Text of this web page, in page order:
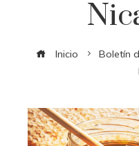
Inicio Boletín